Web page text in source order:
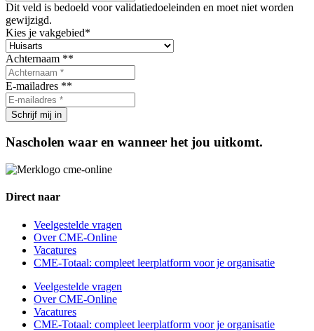
Dit veld is bedoeld voor validatiedoeleinden en moet niet worden
gewijzigd.
Kies je vakgebied*
Achternaam **
E-mailadres **
Nascholen waar en wanneer het jou uitkomt.
Direct naar
Veelgestelde vragen
Over CME-Online
Vacatures
CME-Totaal: compleet leerplatform voor je organisatie
Veelgestelde vragen
Over CME-Online
Vacatures
CME-Totaal: compleet leerplatform voor je organisatie